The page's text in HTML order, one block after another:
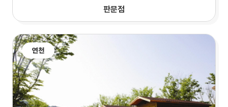
판문점
연천